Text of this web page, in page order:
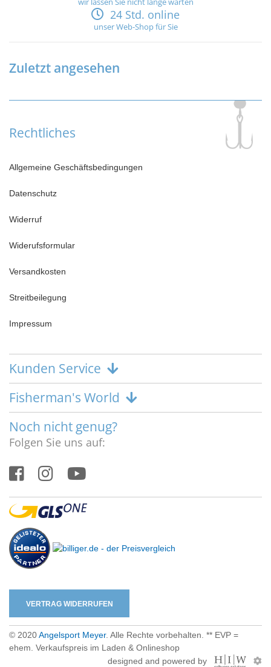
24 Std. online
unser Web-Shop für Sie
Zuletzt angesehen
Rechtliches
Allgemeine Geschäftsbedingungen
Datenschutz
Widerruf
Widerufsformular
Versandkosten
Streitbeilegung
Impressum
Kunden Service
Fisherman's World
Noch nicht genug?
Folgen Sie uns auf:
VERTRAG WIDERRUFEN
© 2020Angelsport Meyer. Alle Rechte vorbehalten. ** EVP =
ehem. Verkaufspreis im Laden & Onlineshop
designed and powered by